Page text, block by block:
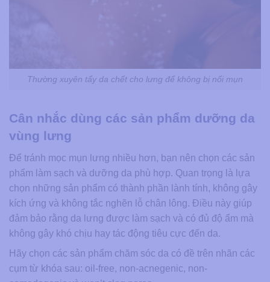
Thường xuyên tẩy da chết cho lưng để không bị nổi mụn
Cân nhắc dùng các sản phẩm dưỡng da
vùng lưng
Để tránh mọc mụn lưng nhiều hơn, bạn nên chọn các sản
phẩm làm sạch và dưỡng da phù hợp. Quan trọng là lựa
chọn những sản phẩm có thành phần lành tính, không gây
kích ứng và không tắc nghẽn lỗ chân lông. Điều này giúp
đảm bảo rằng da lưng được làm sạch và có đủ độ ẩm mà
không gây khó chịu hay tác động tiêu cực đến da.
Hãy chọn các sản phẩm chăm sóc da có đề trên nhãn các
cụm từ khóa sau: oil-free, non-acnegenic, non-